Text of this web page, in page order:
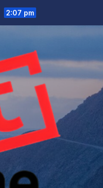
2:07 pm